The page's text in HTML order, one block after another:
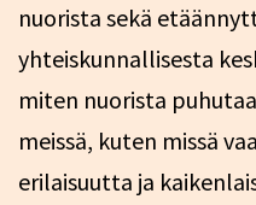
nuorista sekä
yhteiskunnallisesta
miten nuorista
meissä, kuten missä
erilaisuutta ja